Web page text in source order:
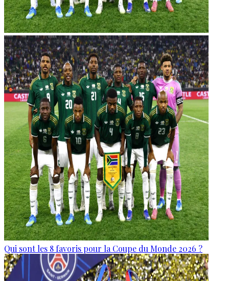
Qui sont les 8 favoris pour la Coupe du Monde 2026 ?